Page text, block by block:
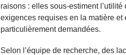
raisons : elles sous-estiment
exigences requises en la matière
particulièrement demandées.
Selon l’équipe de recherche, des